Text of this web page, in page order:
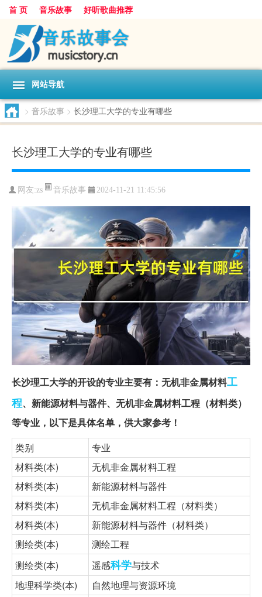
首 页 音乐故事 好听歌曲推荐
网站导航
> 音乐故事 > 长沙理工大学的专业有哪些
长沙理工大学的专业有哪些
网友:zs 音乐故事 2024-11-21 11:45:56
长沙理工大学的开设的专业主要有：无机非金属材料工
程、新能源材料与器件、无机非金属材料工程（材料类）
等专业，以下是具体名单，供大家参考！
类别
专业
材料类(本)
无机非金属材料工程
材料类(本)
新能源材料与器件
材料类(本)
无机非金属材料工程（材料类）
材料类(本)
新能源材料与器件（材料类）
测绘类(本)
测绘工程
测绘类(本)
遥感科学与技术
地理科学类(本)
自然地理与资源环境